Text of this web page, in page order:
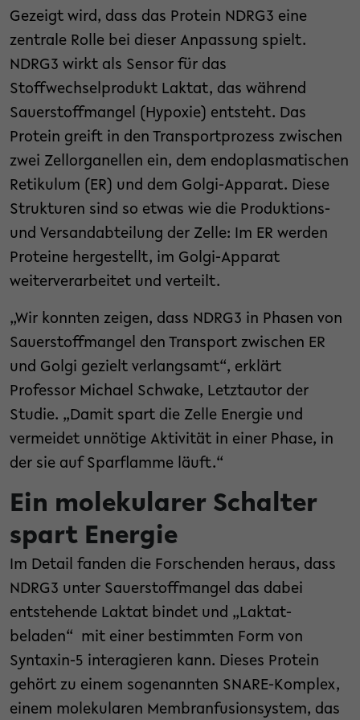
Gezeigt wird, dass das Protein NDRG3 eine
zentrale Rolle bei dieser Anpassung spielt.
NDRG3 wirkt als Sensor für das
Stoffwechselprodukt Laktat, das während
Sauerstoffmangel (Hypoxie) entsteht. Das
Protein greift in den Transportprozess zwischen
zwei Zellorganellen ein, dem endoplasmatischen
Retikulum (ER) und dem Golgi-Apparat. Diese
Strukturen sind so etwas wie die Produktions-
und Versandabteilung der Zelle: Im ER werden
Proteine hergestellt, im Golgi-Apparat
weiterverarbeitet und verteilt.
„Wir konnten zeigen, dass NDRG3 in Phasen von
Sauerstoffmangel den Transport zwischen ER
und Golgi gezielt verlangsamt“, erklärt
Professor Michael Schwake, Letztautor der
Studie. „Damit spart die Zelle Energie und
vermeidet unnötige Aktivität in einer Phase, in
der sie auf Sparflamme läuft.“
Ein molekularer Schalter
spart Energie
Im Detail fanden die Forschenden heraus, dass
NDRG3 unter Sauerstoffmangel das dabei
entstehende Laktat bindet und „Laktat-
beladen“ mit einer bestimmten Form von
Syntaxin-5 interagieren kann. Dieses Protein
gehört zu einem sogenannten SNARE-Komplex,
einem molekularen Membranfusionsystem, das